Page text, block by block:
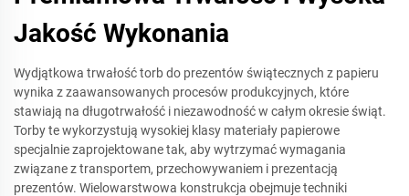
Jakość Wykonania
Wydjątkowa trwałość torb do prezentów świątecznych z papieru
wynika z zaawansowanych procesów produkcyjnych, które
stawiają na długotrwałość i niezawodność w całym okresie świąt.
Torby te wykorzystują wysokiej klasy materiały papierowe
specjalnie zaprojektowane tak, aby wytrzymać wymagania
związane z transportem, przechowywaniem i prezentacją
prezentów. Wielowarstwowa konstrukcja obejmuje techniki